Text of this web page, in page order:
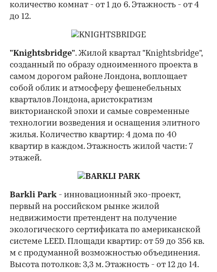
количество комнат - от 1 до 6. Этажность - от 4
до 12.
"Knightsbridge". Жилой квартал "Knightsbridge",
созданный по образу одноименного проекта в
самом дорогом районе Лондона, воплощает
собой облик и атмосферу фешенебельных
кварталов Лондона, аристократизм
викторианской эпохи и самые современные
технологии возведения и оснащения элитного
жилья. Количество квартир: 4 дома по 40
квартир в каждом. Этажность жилой части: 7
этажей.
Barkli Park - инновационный эко-проект,
первый на российском рынке жилой
недвижимости претендент на получение
экологического сертификата по американской
системе LEED. Площади квартир: от 59 до 356 кв.
м с продуманной возможностью объединения.
Высота потолков: 3,3 м. Этажность - от 12 до 14.